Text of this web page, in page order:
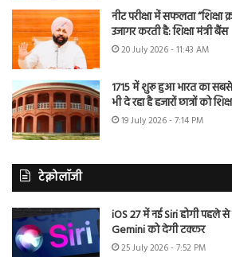
नीट परीक्षा में सफलता “शिक्षा
उजागर करती है: शिक्षा मंत्री बैंस
20 July 2026 - 11:43 AM
1715 में शुरू हुआ भारत का
भी दे रहा है हजारों छात्रों को
19 July 2026 - 7:14 PM
टेक्नोलॉजी
iOS 27 में नई Siri होगी पहले से
Gemini को देगी टक्कर
25 July 2026 - 7:52 PM